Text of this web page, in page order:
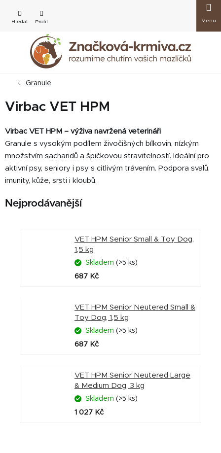
obsah
košík
Granule
Virbac VET HPM
Virbac VET HPM – výživa navržená veterináři
Granule s vysokým podílem živočišných bílkovin, nízkým
množstvím sacharidů a špičkovou stravitelností. Ideální pro
aktivní psy, seniory i psy s citlivým trávením. Podpora svalů,
imunity, kůže, srsti i kloubů.
Nejprodávanější
VET HPM Senior Small & Toy Dog,
1,5 kg
Skladem (>5 ks)
687 Kč
VET HPM Senior Neutered Small &
Toy Dog, 1,5 kg
Skladem (>5 ks)
687 Kč
VET HPM Senior Neutered Large
& Medium Dog, 3 kg
Skladem (>5 ks)
1 027 Kč